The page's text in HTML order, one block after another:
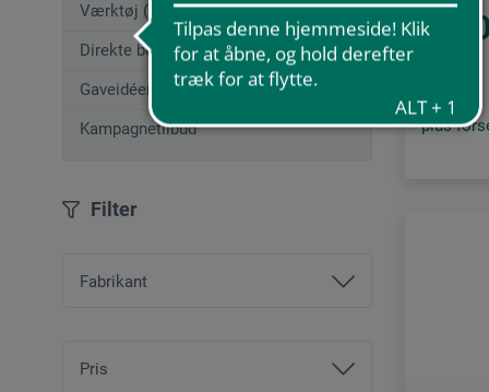
Værktøj (50)
Direkte bestilling
Gaveidéer (12)
Kampagnetilbud
Filter
Fabrikant
Pris
fra
plus